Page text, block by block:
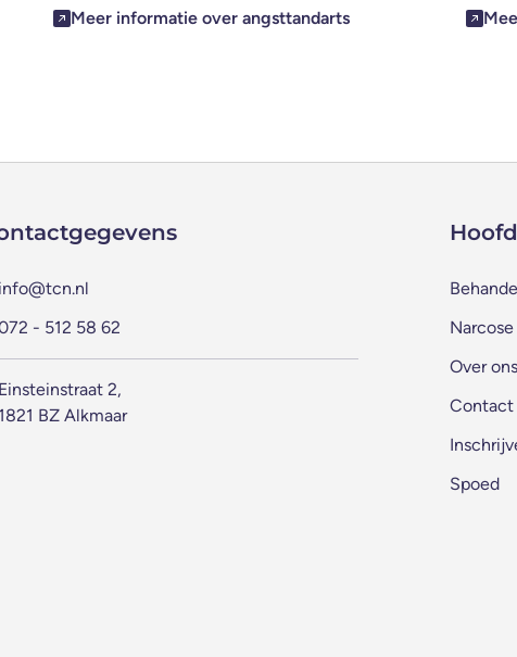
Meer informatie over angsttandarts
- 512 58 62
Einsteinstraat 2,
1821 BZ Alkmaar
Over ons
Contact
Spoed